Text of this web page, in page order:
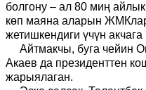
болгону – ал 80 миң
көп маяна аларын
жетишкендиги үчүн
Айтмакчы, буга чейин
Акаев да президенттен
жарыялаган.